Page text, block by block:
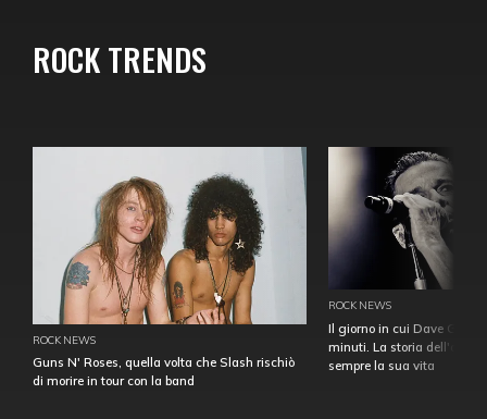
ROCK TRENDS
ROCK NEWS
Guns N' Roses, quella volta che Slash rischiò
di morire in tour con la band
ROCK NEWS
Il giorno in cui Dave
minuti. La storia
sempre la sua vita